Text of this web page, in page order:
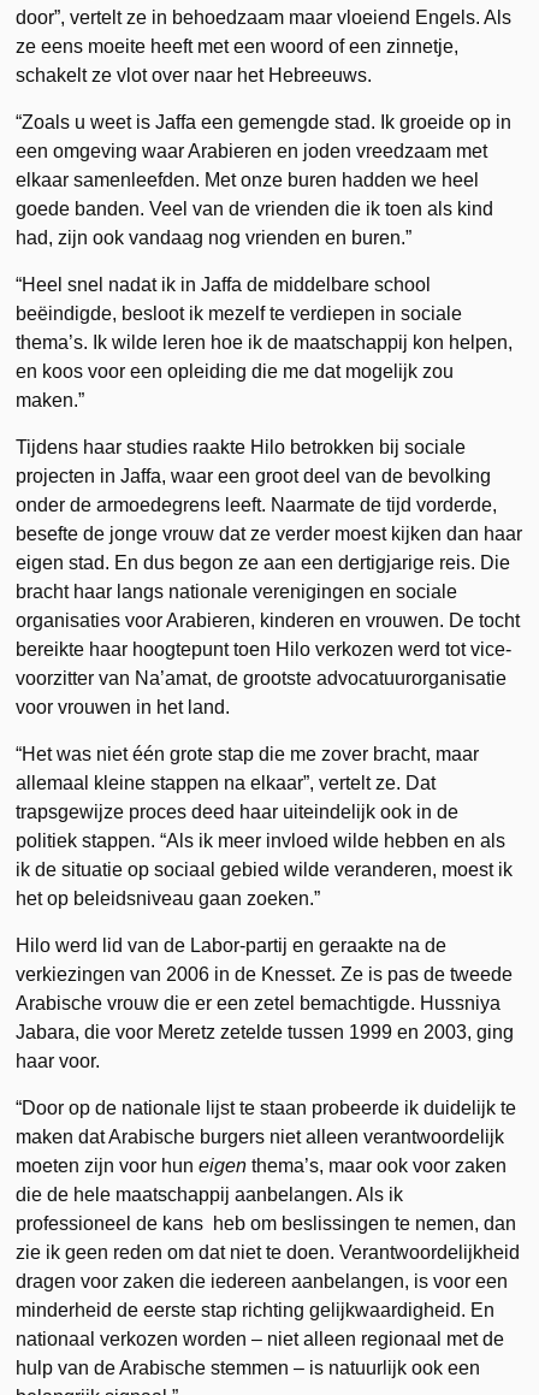
door”, vertelt ze in behoedzaam maar vloeiend Engels. Als
ze eens moeite heeft met een woord of een zinnetje,
schakelt ze vlot over naar het Hebreeuws.
“Zoals u weet is Jaffa een gemengde stad. Ik groeide op in
een omgeving waar Arabieren en joden vreedzaam met
elkaar samenleefden. Met onze buren hadden we heel
goede banden. Veel van de vrienden die ik toen als kind
had, zijn ook vandaag nog vrienden en buren.”
“Heel snel nadat ik in Jaffa de middelbare school
beëindigde, besloot ik mezelf te verdiepen in sociale
thema’s. Ik wilde leren hoe ik de maatschappij kon helpen,
en koos voor een opleiding die me dat mogelijk zou
maken.”
Tijdens haar studies raakte Hilo betrokken bij sociale
projecten in Jaffa, waar een groot deel van de bevolking
onder de armoedegrens leeft. Naarmate de tijd vorderde,
besefte de jonge vrouw dat ze verder moest kijken dan haar
eigen stad. En dus begon ze aan een dertigjarige reis. Die
bracht haar langs nationale verenigingen en sociale
organisaties voor Arabieren, kinderen en vrouwen. De tocht
bereikte haar hoogtepunt toen Hilo verkozen werd tot vice-
voorzitter van Na’amat, de grootste advocatuurorganisatie
voor vrouwen in het land.
“Het was niet één grote stap die me zover bracht, maar
allemaal kleine stappen na elkaar”, vertelt ze. Dat
trapsgewijze proces deed haar uiteindelijk ook in de
politiek stappen. “Als ik meer invloed wilde hebben en als
ik de situatie op sociaal gebied wilde veranderen, moest ik
het op beleidsniveau gaan zoeken.”
Hilo werd lid van de Labor-partij en geraakte na de
verkiezingen van 2006 in de Knesset. Ze is pas de tweede
Arabische vrouw die er een zetel bemachtigde. Hussniya
Jabara, die voor Meretz zetelde tussen 1999 en 2003, ging
haar voor.
“Door op de nationale lijst te staan probeerde ik duidelijk te
maken dat Arabische burgers niet alleen verantwoordelijk
moeten zijn voor huneigen thema’s, maar ook voor zaken
die de hele maatschappij aanbelangen. Als ik
professioneel de kans heb om beslissingen te nemen, dan
zie ik geen reden om dat niet te doen. Verantwoordelijkheid
dragen voor zaken die iedereen aanbelangen, is voor een
minderheid de eerste stap richting gelijkwaardigheid. En
nationaal verkozen worden – niet alleen regionaal met de
hulp van de Arabische stemmen – is natuurlijk ook een